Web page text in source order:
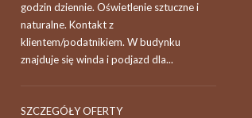
godzin dziennie. Oświetlenie sztuczne i
naturalne. Kontakt z
klientem/podatnikiem. W budynku
znajduje się winda i podjazd dla...
SZCZEGÓŁY OFERTY